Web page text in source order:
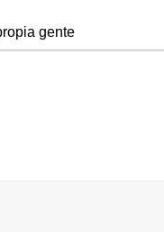
gente